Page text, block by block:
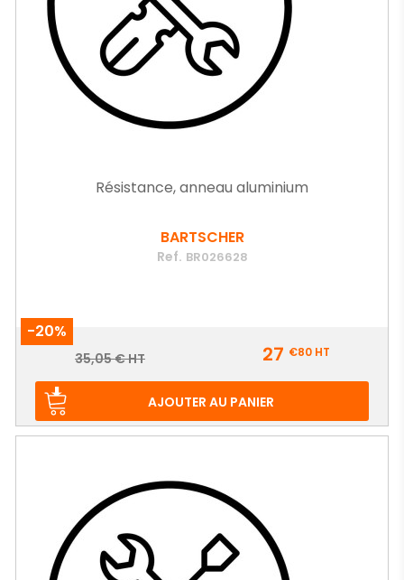
Résistance, anneau aluminium
BARTSCHER
Ref. BR026628
-20%
Prix
Prix
35,05 € HT 27 €80HT
AJOUTER AU PANIER